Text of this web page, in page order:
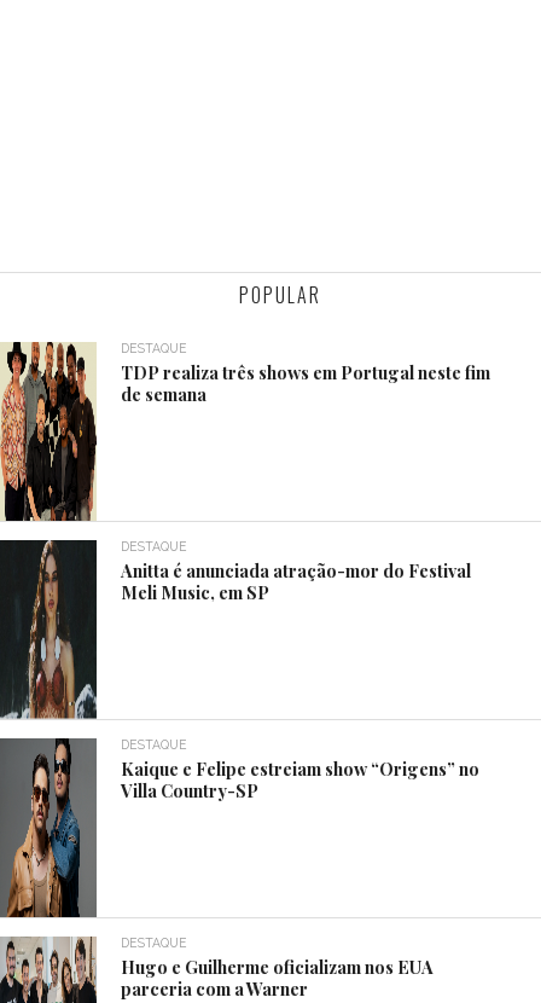
POPULAR
DESTAQUE
TDP realiza três shows em Portugal neste fim
de semana
DESTAQUE
Anitta é anunciada atração-mor do Festival
Meli Music, em SP
DESTAQUE
Kaique e Felipe estreiam show “Origens” no
Villa Country-SP
DESTAQUE
Hugo e Guilherme oficializam nos EUA
parceria com a Warner